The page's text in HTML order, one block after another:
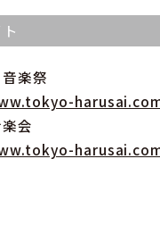
音楽祭
楽会